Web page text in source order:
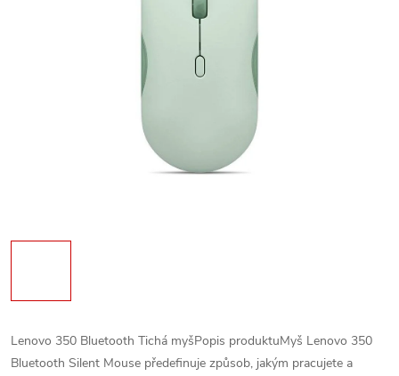
Lenovo 350 Bluetooth Tichá myšPopis produktuMyš Lenovo 350
Bluetooth Silent Mouse předefinuje způsob, jakým pracujete a